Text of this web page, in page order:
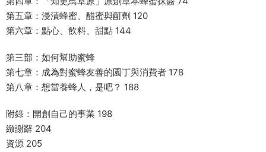
第五章：浸漬蜂蜜、醋蜜與酊劑 120
第六章：點心、飲料、甜點 144
第三部：如何幫助蜜蜂
第七章：成為對蜜蜂友善的園丁與消費者 178
第八章：想當養蜂人，是吧？ 188
附錄：開創自己的事業 198
緻謝辭 204
資源 205